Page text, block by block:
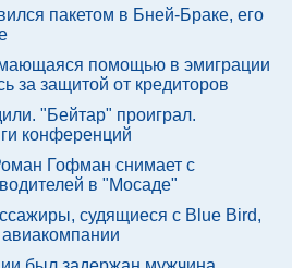
пакетом в Бней-Браке, его
помощью в эмиграции
за защитой от кредиторов
"Бейтар" проиграл.
конференций
Гофман снимает с
в "Мосаде"
судящиеся с Blue Bird,